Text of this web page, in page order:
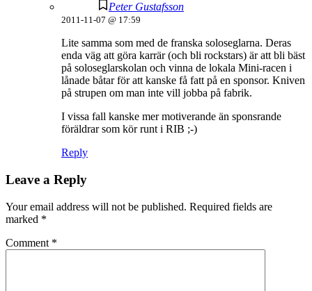
Peter Gustafsson
2011-11-07 @ 17:59
Lite samma som med de franska soloseglarna. Deras
enda väg att göra karrär (och bli rockstars) är att bli bäst
på soloseglarskolan och vinna de lokala Mini-racen i
lånade båtar för att kanske få fatt på en sponsor. Kniven
på strupen om man inte vill jobba på fabrik.
I vissa fall kanske mer motiverande än sponsrande
föräldrar som kör runt i RIB ;-)
Reply
Leave a Reply
Your email address will not be published. Required fields are
marked *
Comment *